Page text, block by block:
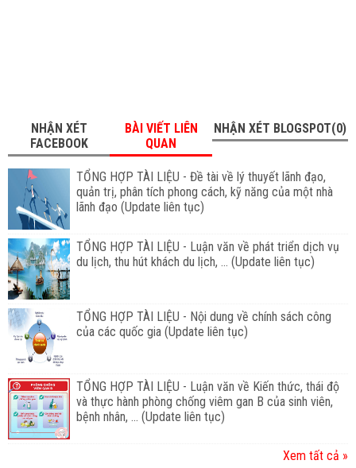
NHẬN XÉT
FACEBOOK
BÀI VIẾT LIÊN
QUAN
NHẬN XÉT BLOGSPOT(0)
TỔNG HỢP TÀI LIỆU - Đề tài về lý thuyết lãnh đạo,
quản trị, phân tích phong cách, kỹ năng của một nhà
lãnh đạo (Update liên tục)
TỔNG HỢP TÀI LIỆU - Luận văn về phát triển dịch vụ
du lịch, thu hút khách du lịch, ... (Update liên tục)
TỔNG HỢP TÀI LIỆU - Nội dung về chính sách công
của các quốc gia (Update liên tục)
TỔNG HỢP TÀI LIỆU - Luận văn về Kiến thức, thái độ
và thực hành phòng chống viêm gan B của sinh viên,
bệnh nhân, ... (Update liên tục)
Xem tất cả »